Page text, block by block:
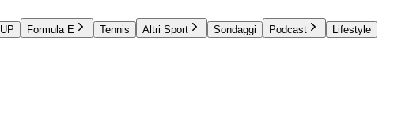
Formula E Tennis Altri Sport Sondaggi Podcast
Lifestyle